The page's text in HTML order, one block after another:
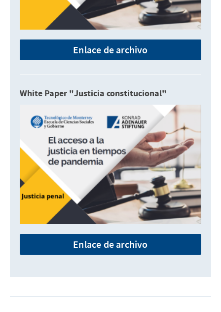
Enlace de archivo
White Paper "Justicia constitucional"
Enlace de archivo